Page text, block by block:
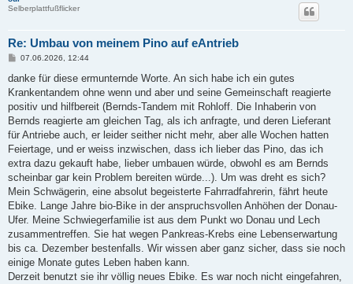
Selberplattfußflicker
Re: Umbau von meinem Pino auf eAntrieb
B
i
r
a
07.06.2026, 12:44
danke für diese ermunternde Worte. An sich habe ich ein gutes
Krankentandem ohne wenn und aber und seine Gemeinschaft reagierte
positiv und hilfbereit (Bernds-Tandem mit Rohloff. Die Inhaberin von
Bernds reagierte am gleichen Tag, als ich anfragte, und deren Lieferant
für Antriebe auch, er leider seither nicht mehr, aber alle Wochen hatten
Feiertage, und er weiss inzwischen, dass ich lieber das Pino, das ich
extra dazu gekauft habe, lieber umbauen würde, obwohl es am Bernds
scheinbar gar kein Problem bereiten würde...). Um was dreht es sich?
Mein Schwägerin, eine absolut begeisterte Fahrradfahrerin, fährt heute
Ebike. Lange Jahre bio-Bike in der anspruchsvollen Anhöhen der Donau-
Ufer. Meine Schwiegerfamilie ist aus dem Punkt wo Donau und Lech
zusammentreffen. Sie hat wegen Pankreas-Krebs eine Lebenserwartung
bis ca. Dezember bestenfalls. Wir wissen aber ganz sicher, dass sie noch
einige Monate gutes Leben haben kann.
Derzeit benutzt sie ihr völlig neues Ebike. Es war noch nicht eingefahren,